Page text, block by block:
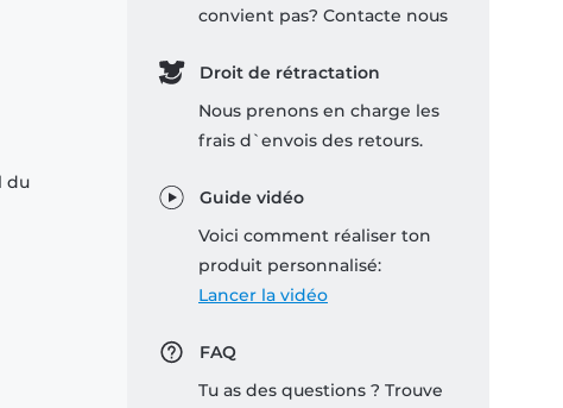
du
convient pas? Contacte nous
Droit de rétractation
Nous prenons en charge les
frais d`envois des retours.
Guide vidéo
Voici comment réaliser ton
produit personnalisé:
Lancer la vidéo
FAQ
Tu as des questions ? Trouve